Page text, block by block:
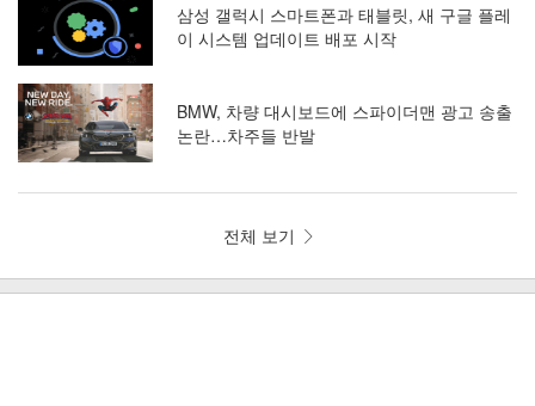
삼성 갤럭시 스마트폰과 태블릿, 새 구글 플레
이 시스템 업데이트 배포 시작
BMW, 차량 대시보드에 스파이더맨 광고 송출
논란…차주들 반발
전체 보기